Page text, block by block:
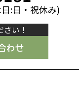
:日・祝休み)
い！
わせ